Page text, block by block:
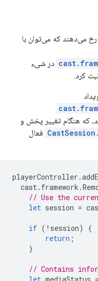
می‌دهند که می‌توان با
در شیء
کرد.
که هنگام تغییر پخش و
فعال
playerController .
cast. framework .
// Use the
let session =
if ( ! session)
{
return ;
}
// Contains